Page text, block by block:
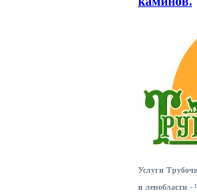
Услуги
и ленобласти -